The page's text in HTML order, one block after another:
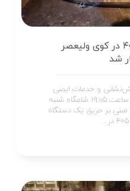
حریق خودروی پژو ۴۰۵ در کوی ولیعصر
شد
و خدمات ایمنی
شهرداری اراک اعلام کرد: راس ساعت ۱۹:۰۵ شامگاه شنبه
۱۴۰۴، گزارشی مبنی بر حریق یک دستگاه